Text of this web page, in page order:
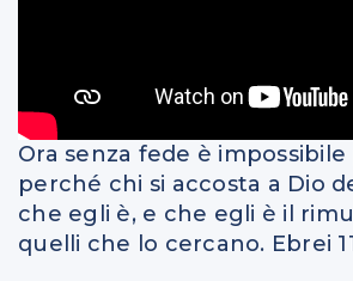
Ora senza fede è
perché chi si accosta a Dio
che egli è, e che egli è il
quelli che lo cercano. Ebrei